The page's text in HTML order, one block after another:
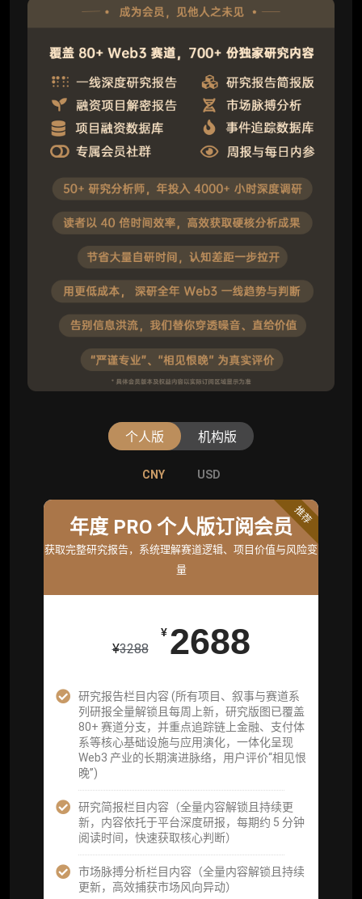
个人版 机构版
CNY USD
年度 PRO 个人版订阅会员
获取完整研究报告，系统理解赛道逻辑、项目价值与风险变
量
¥3288
¥ 2688
研究报告栏目内容 (所有项目、叙事与赛道系
列研报全量解锁且每周上新，研究版图已覆盖
80+ 赛道分支，并重点追踪链上金融、支付体
系等核心基础设施与应用演化，一体化呈现
Web3 产业的长期演进脉络，用户评价“相见恨
晚”)
研究简报栏目内容（全量内容解锁且持续更
新，内容依托于平台深度研报，每期约 5 分钟
阅读时间，快速获取核心判断）
市场脉搏分析栏目内容（全量内容解锁且持续
更新，高效捕获市场风向异动）
推荐
CNY USD
机构标准年度服务会员
获取机构级研究与基础服务
26800
服)
机构增强研究包（在每期研报基础上，进一步
提供一页纸格局图、机构视角附录、结构化数
据集与定向持续追踪数据库，将研报内容沉淀
为可复用、可复核、可持续追踪的机构级研究
资产）
定制化研究服务（1次，课题/选题经审核通过
后，由业内享有盛誉的研究团队为你开展专项
研究，并交付一份完整研究报告）
重点研究方向前瞻栏目（获取重点赛道、项目
标准版